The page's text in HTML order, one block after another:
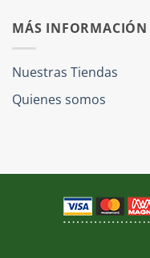
MÁS INFORMACIÓN
Nuestras Tiendas
Quienes somos